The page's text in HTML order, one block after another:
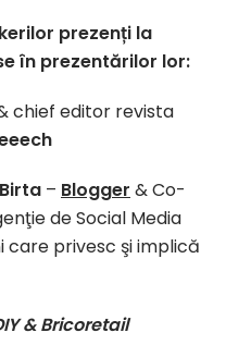
prezenți la
în prezentărilor lor:
chief editor revista
– Blogger & Co-
de Social Media
care privesc şi implică
& Bricoretail